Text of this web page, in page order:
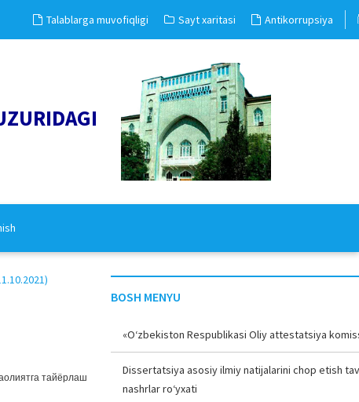
Talablarga muvofiqligi Sayt xaritasi Antikorrupsiya
тайёрлаш
BOSH MENYU
«O‘zbekiston Respublikasi Oliy attestatsiya
Dissertatsiya asosiy ilmiy natijalarini chop etish
nashrlar ro‘yxati